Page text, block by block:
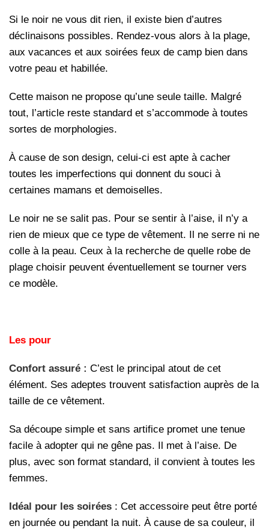
Si le noir ne vous dit rien, il existe bien d’autres
déclinaisons possibles. Rendez-vous alors à la plage,
aux vacances et aux soirées feux de camp bien dans
votre peau et habillée.
Cette maison ne propose qu’une seule taille. Malgré
tout, l’article reste standard et s’accommode à toutes
sortes de morphologies.
À cause de son design, celui-ci est apte à cacher
toutes les imperfections qui donnent du souci à
certaines mamans et demoiselles.
Le noir ne se salit pas. Pour se sentir à l’aise, il n’y a
rien de mieux que ce type de vêtement. Il ne serre ni ne
colle à la peau. Ceux à la recherche de quelle robe de
plage choisir peuvent éventuellement se tourner vers
ce modèle.
Les pour
Confort assuré : C’est le principal atout de cet
élément. Ses adeptes trouvent satisfaction auprès de la
taille de ce vêtement.
Sa découpe simple et sans artifice promet une tenue
facile à adopter qui ne gêne pas. Il met à l’aise. De
plus, avec son format standard, il convient à toutes les
femmes.
Idéal pour les soirées : Cet accessoire peut être porté
en journée ou pendant la nuit. À cause de sa couleur, il